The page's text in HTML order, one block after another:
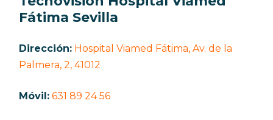
Fátima Sevilla
Dirección: Hospital Viamed Fátima, Av. de la
Palmera, 2, 41012
Móvil: 631 89 24 56